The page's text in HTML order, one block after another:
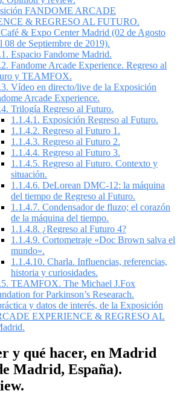
FANDOME ARCADE
& REGRESO AL FUTURO.
& Expo Center Madrid (02 de Agosto
08 de Septiembre de 2019).
Espacio Fandome Madrid.
Fandome Arcade Experience. Regreso al
y TEAMFOX.
Vídeo en directo/live de la Exposición
Arcade Experience.
Trilogía Regreso al Futuro.
1.1.4.1. Exposición Regreso al Futuro.
1.1.4.2. Regreso al Futuro 1.
1.1.4.3. Regreso al Futuro 2.
1.1.4.4. Regreso al Futuro 3.
1.1.4.5. Regreso al Futuro. Contexto y
situación.
1.1.4.6. DeLorean DMC-12: la máquina
del tiempo de Regreso al Futuro.
1.1.4.7. Condensador de fluzo; el corazón
de la máquina del tiempo.
1.1.4.8. ¿Regreso al Futuro 4?
1.1.4.9. Cortometraje «Doc Brown salva el
mundo».
1.1.4.10. Charla. Influencias, referencias,
historia y curiosidades.
TEAMFOX. The Michael J.Fox
for Parkinson’s Researach.
y datos de interés, de la Exposición
EXPERIENCE & REGRESO AL
y qué hacer, en Madrid
Madrid, España).